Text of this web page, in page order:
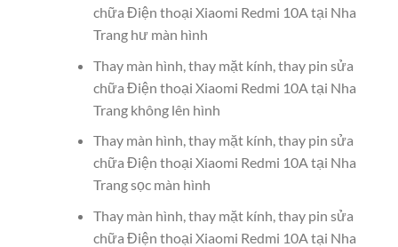
chữa Điện thoại Xiaomi Redmi 10A tại Nha
Trang hư màn hình
Thay màn hình, thay mặt kính, thay pin sửa
chữa Điện thoại Xiaomi Redmi 10A tại Nha
Trang không lên hình
Thay màn hình, thay mặt kính, thay pin sửa
chữa Điện thoại Xiaomi Redmi 10A tại Nha
Trang sọc màn hình
Thay màn hình, thay mặt kính, thay pin sửa
chữa Điện thoại Xiaomi Redmi 10A tại Nha